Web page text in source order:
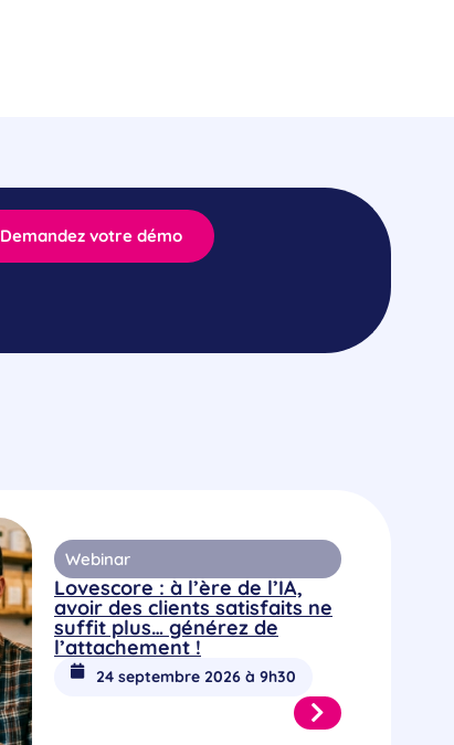
Demandez votre démo
Webinar
Lovescore : à l’ère de l’IA,
avoir des clients satisfaits ne
suffit plus… générez de
l’attachement !
24 septembre 2026 à 9h30